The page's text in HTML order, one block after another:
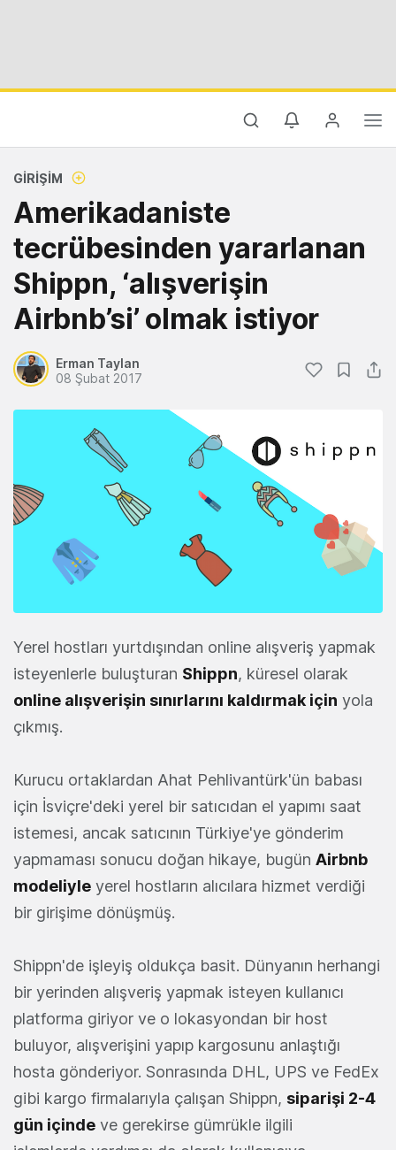
GIRIŞIM
Amerikadaniste
tecrübesinden yararlanan
Shippn, ‘alışverişin
Airbnb’si’ olmak istiyor
Erman Taylan
08 Şubat 2017
Yerel hostları yurtdışından online alışveriş yapmak
isteyenlerle buluşturan Shippn, küresel olarak
online alışverişin sınırlarını kaldırmak için yola
çıkmış.
Kurucu ortaklardan Ahat Pehlivantürk'ün babası
için İsviçre'deki yerel bir satıcıdan el yapımı saat
istemesi, ancak satıcının Türkiye'ye gönderim
yapmaması sonucu doğan hikaye, bugün Airbnb
modeliyle yerel hostların alıcılara hizmet verdiği
bir girişime dönüşmüş.
Shippn'de işleyiş oldukça basit. Dünyanın herhangi
bir yerinden alışveriş yapmak isteyen kullanıcı
platforma giriyor ve o lokasyondan bir host
buluyor, alışverişini yapıp kargosunu anlaştığı
hosta gönderiyor. Sonrasında DHL, UPS ve FedEx
gibi kargo firmalarıyla çalışan Shippn, siparişi 2-4
gün içinde ve gerekirse gümrükle ilgili